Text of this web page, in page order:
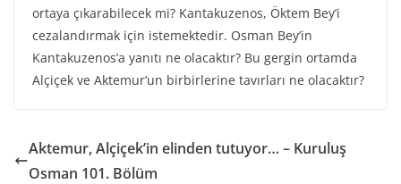
ortaya çıkarabilecek mi? Kantakuzenos, Öktem Bey’i
cezalandırmak için istemektedir. Osman Bey’in
Kantakuzenos’a yanıtı ne olacaktır? Bu gergin ortamda
Alçiçek ve Aktemur’un birbirlerine tavırları ne olacaktır?
Aktemur, Alçiçek’in elinden tutuyor… – Kuruluş
Osman 101. Bölüm